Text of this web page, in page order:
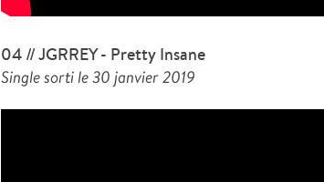
04 // JGRREY - Pretty Insane
Single sorti le 30 janvier 2019